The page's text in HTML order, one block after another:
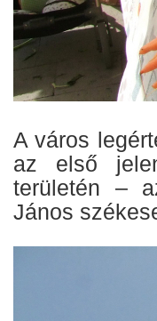
A város
az első
területén –
János